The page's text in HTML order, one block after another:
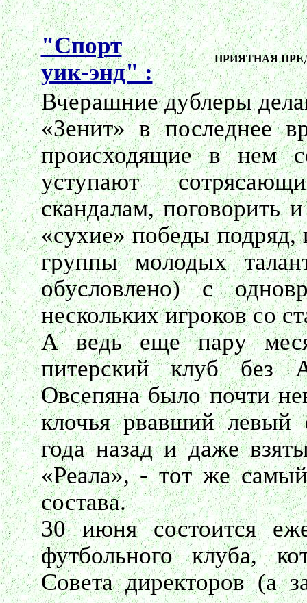
"Спорт
уик-энд" :
ПРИЯТНАЯ
Вчерашние дублеры
«Зенит» в последнее
происходящие в нем
уступают
скандалам, поговорить
«сухие» победы
группы молодых
обусловлено) с
нескольких игроков со
А ведь еще пару
питерский клуб без
Овсепяна было почти
клочья рвавший левый
года назад и даже
«Реала», - тот же
состава.
30 июня состоится
футбольного клуба,
Совета директоров (а